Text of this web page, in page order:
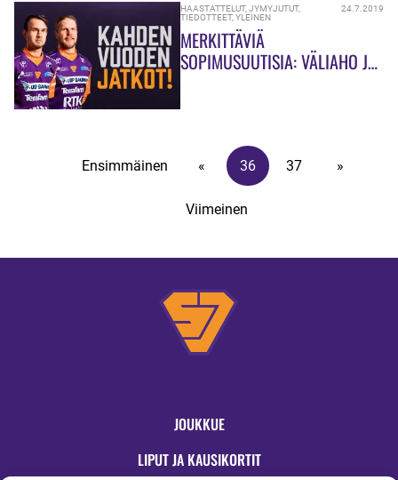
HAASTATTELUT,JYMYJUTUT,
TIEDOTTEET,YLEINEN
24.7.2019
MERKITTÄVIÄ
SOPIMUSUUTISIA: VÄLIAHO JA
Ensimmäinen « 36 37 »
Viimeinen
JOUKKUE
LIPUT JA KAUSIKORTIT